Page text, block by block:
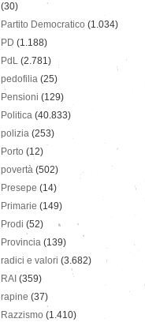
(30)
Partito Democratico (1.034)
PD (1.188)
PdL (2.781)
pedofilia (25)
Pensioni (129)
Politica (40.833)
polizia (253)
Porto (12)
povertà (502)
Presepe (14)
Primarie (149)
Prodi (52)
Provincia (139)
radici e valori (3.682)
RAI (359)
rapine (37)
Razzismo (1.410)